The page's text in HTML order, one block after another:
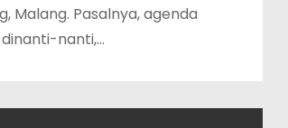
Malang. Pasalnya, agenda
nanti,…